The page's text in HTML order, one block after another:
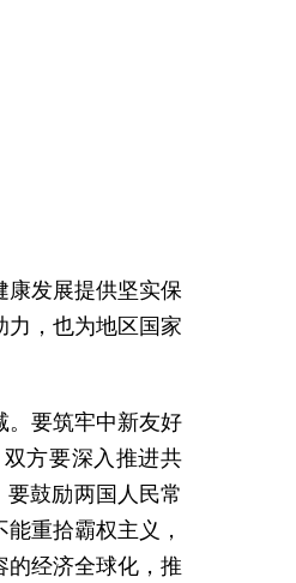
康发展提供坚实保
力，也为地区国家
。要筑牢中新友好
方要深入推进共
鼓励两国人民常
重拾霸权主义，
的经济全球化，推